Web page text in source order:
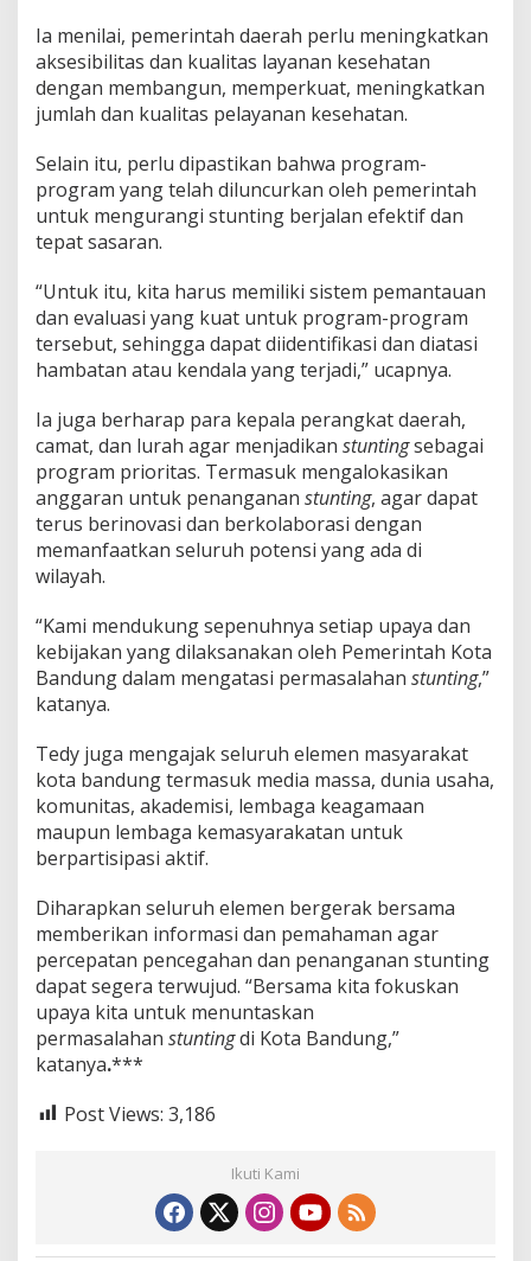
Ia menilai, pemerintah daerah perlu meningkatkan
aksesibilitas dan kualitas layanan kesehatan
dengan membangun, memperkuat, meningkatkan
jumlah dan kualitas pelayanan kesehatan.
Selain itu, perlu dipastikan bahwa program-
program yang telah diluncurkan oleh pemerintah
untuk mengurangi stunting berjalan efektif dan
tepat sasaran.
“Untuk itu, kita harus memiliki sistem pemantauan
dan evaluasi yang kuat untuk program-program
tersebut, sehingga dapat diidentifikasi dan diatasi
hambatan atau kendala yang terjadi,” ucapnya.
Ia juga berharap para kepala perangkat daerah,
camat, dan lurah agar menjadikan stuntingsebagai
program prioritas. Termasuk mengalokasikan
anggaran untuk penanganan stunting, agar dapat
terus berinovasi dan berkolaborasi dengan
memanfaatkan seluruh potensi yang ada di
wilayah.
“Kami mendukung sepenuhnya setiap upaya dan
kebijakan yang dilaksanakan oleh Pemerintah Kota
Bandung dalam mengatasi permasalahan stunting,”
katanya.
Tedy juga mengajak seluruh elemen masyarakat
kota bandung termasuk media massa, dunia usaha,
komunitas, akademisi, lembaga keagamaan
maupun lembaga kemasyarakatan untuk
berpartisipasi aktif.
Diharapkan seluruh elemen bergerak bersama
memberikan informasi dan pemahaman agar
percepatan pencegahan dan penanganan stunting
dapat segera terwujud. “Bersama kita fokuskan
upaya kita untuk menuntaskan
permasalahan stuntingdi Kota Bandung,”
katanya.***
Post Views: 3,186
Ikuti Kami